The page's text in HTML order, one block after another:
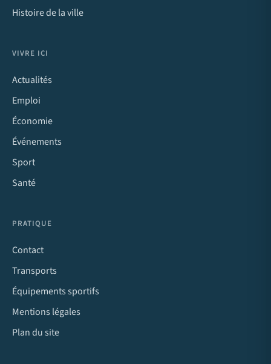
Histoire de la ville
VIVRE ICI
Actualités
Emploi
Économie
Événements
Sport
Santé
PRATIQUE
Contact
Transports
Équipements sportifs
Mentions légales
Plan du site